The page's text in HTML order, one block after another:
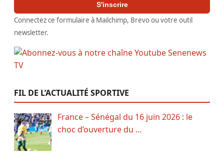
S'inscrire
Connectez ce formulaire à Mailchimp, Brevo ou votre outil
newsletter.
FIL DE L’ACTUALITÉ SPORTIVE
France – Sénégal du 16 juin 2026 : le
choc d’ouverture du …